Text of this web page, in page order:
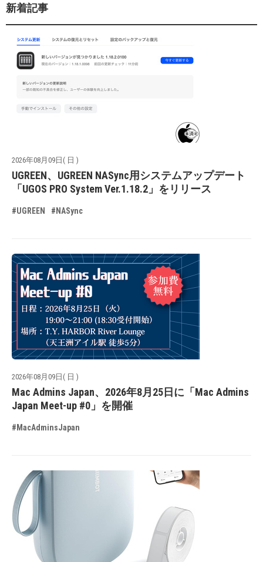
新着記事
2026年08月09日( 日 )
UGREEN、UGREEN NASync用システムアップデート
「UGOS PRO System Ver.1.18.2」をリリース
#UGREEN #NASync
2026年08月09日( 日 )
Mac Admins Japan、2026年8月25日に「Mac Admins
Japan Meet-up #0」を開催
#MacAdminsJapan